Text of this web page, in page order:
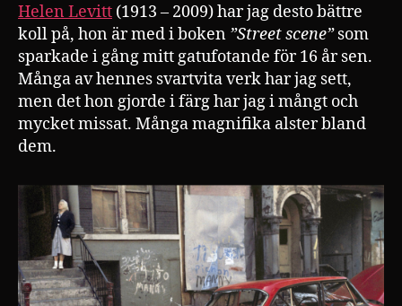
Helen Levitt (1913 – 2009) har jag desto bättre
koll på, hon är med i boken ”Street scene”som
sparkade i gång mitt gatufotande för 16 år sen.
Många av hennes svartvita verk har jag sett,
men det hon gjorde i färg har jag i mångt och
mycket missat. Många magnifika alster bland
dem.